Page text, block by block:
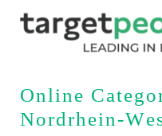
Online
Nordrhein-